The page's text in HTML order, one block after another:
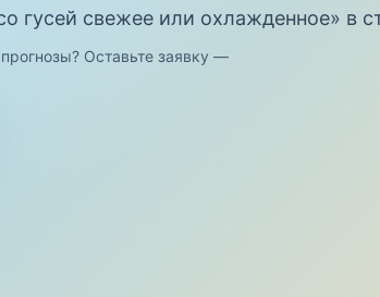
гусей свежее или охлажденное» в
Оставьте заявку —